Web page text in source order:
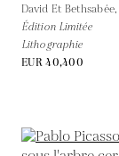
David Et Bethsabée,
Édition Limitée
Lithographie
EUR 40,400